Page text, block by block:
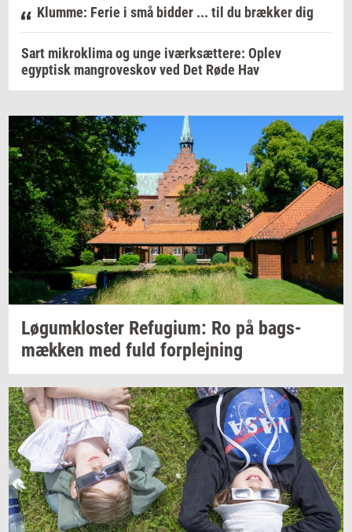
Klumme: Ferie i små bidder ... til du brækker dig
Sart mikroklima og unge iværksættere: Oplev
egyptisk mangroveskov ved Det Røde Hav
Løgum­klo­ster Re­fu­gi­um: Ro på bags­
mæk­ken med fuld for­plej­ning